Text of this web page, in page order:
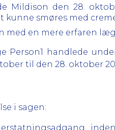
Mildison den 28.
smøres med
med en mere erfaren
handlede
til den 28. oktober
i sagen: